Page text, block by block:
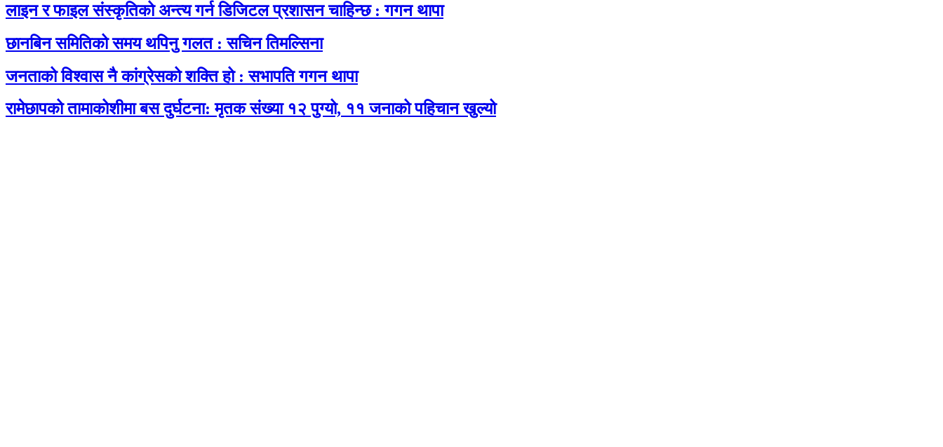
लाइन र फाइल संस्कृतिको अन्त्य गर्न डिजिटल प्रशासन चाहिन्छ : गगन थापा
छानबिन समितिको समय थपिनु गलत : सचिन तिमल्सिना
जनताको विश्वास नै कांग्रेसको शक्ति हो : सभापति गगन थापा
रामेछापको तामाकोशीमा बस दुर्घटना: मृतक संख्या १२ पुग्यो, ११ जनाको पहिचान खुल्यो